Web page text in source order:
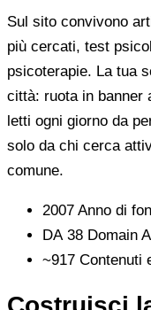
Sul sito convivono
più cercati, test
psicoterapie. La tua
città: ruota in banner
letti ogni giorno da
solo da chi cerca
comune.
2007 Anno di
DA 38 Domain
~917 Contenuti